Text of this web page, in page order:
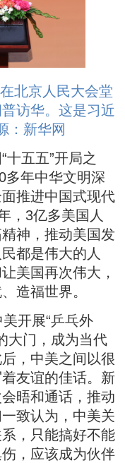
北京人民大会堂
访华。这是习近
：新华网
五五”开局之
多年中华文明深
推进中国式现代
，3亿多美国人
神，推动美国发
都是伟大的人
美国再次伟大，
造福世界。
开展“乒乓外
大门，成为当代
，中美之间以很
友谊的佳话。新
晤和通话，推动
致认为，中美关
，只能搞好不能
，应该成为伙伴